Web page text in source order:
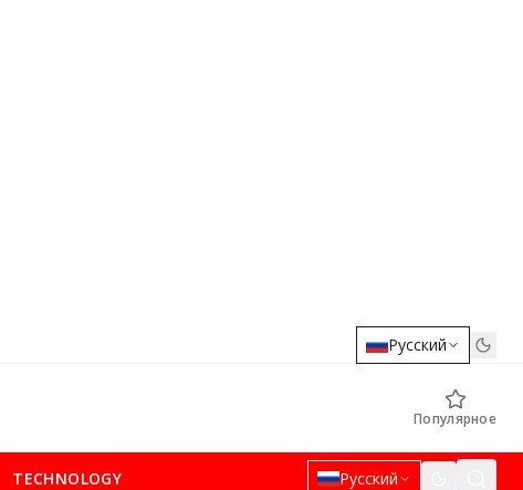
Русский
Популярное
TECHNOLOGY Русский